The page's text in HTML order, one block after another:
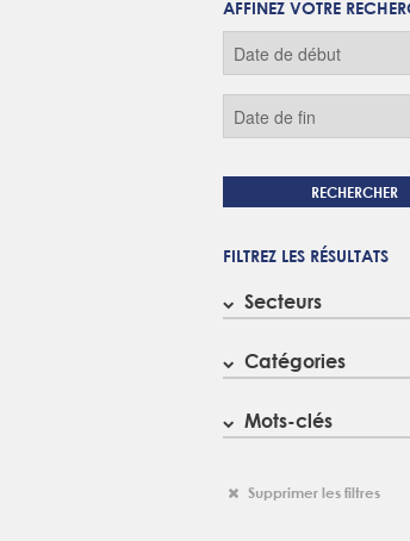
AFFINEZ VOTRE
RECHERCHER
FILTREZ LES RÉSULTATS
Secteurs
Catégories
Mots-clés
Supprimer les filtres